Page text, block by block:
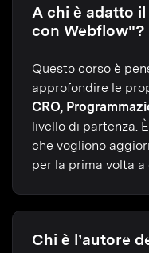
A chi è adatto
con Webflow"?
Questo corso è
approfondire le
CRO,
livello di partenza.
che vogliono
per la prima volta a
Chi è l’autore